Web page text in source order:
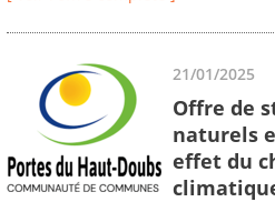
21/01/2025
Offre de
naturels
effet du